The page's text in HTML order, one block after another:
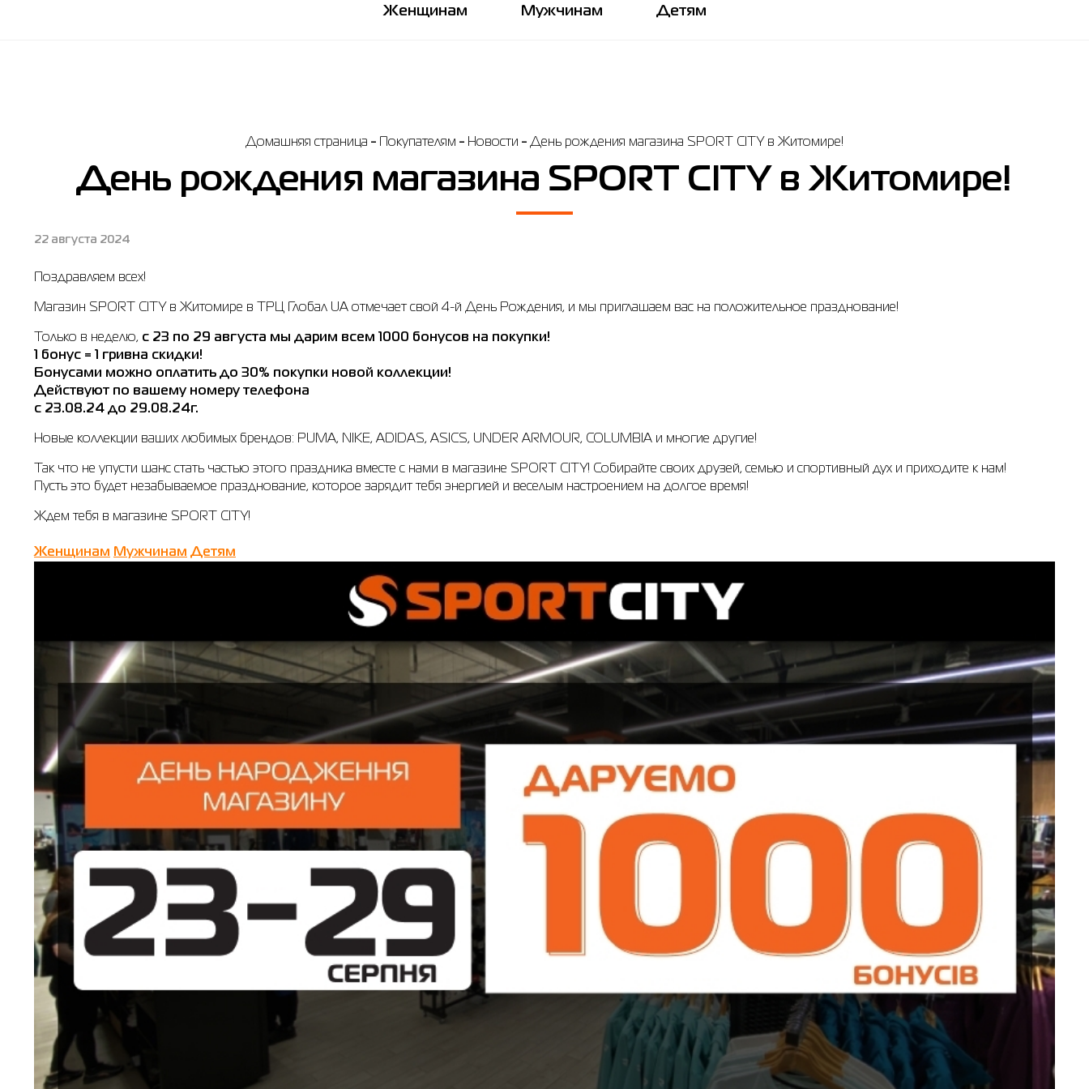
Женщинам Мужчинам Детям
Домашняя страница Покупателям Новости День рождения магазина SPORT CITY в Житомире!
День рождения магазина SPORT CITY в Житомире!
22 августа 2024
Поздравляем всех!
Магазин SPORT CITY в Житомире в ТРЦ Глобал UA отмечает свой 4-й День Рождения, и мы приглашаем вас на положительное празднование!
Только в неделю, с 23 по 29 августа мы дарим всем 1000 бонусов на покупки!
1 бонус = 1 гривна скидки!
Бонусами можно оплатить до 30% покупки новой коллекции!
Действуют по вашему номеру телефона
с 23.08.24 до 29.08.24г.
Новые коллекции ваших любимых брендов: PUMA, NIKE, ADIDAS, ASICS, UNDER ARMOUR, COLUMBIA и многие другие!
Так что не упусти шанс стать частью этого праздника вместе с нами в магазине SPORT CITY! Собирайте своих друзей, семью и спортивный дух и приходите к нам!
Пусть это будет незабываемое празднование, которое зарядит тебя энергией и веселым настроением на долгое время!
Ждем тебя в магазине SPORT CITY!
Женщинам Мужчинам Детям